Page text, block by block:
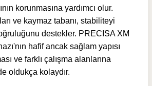
korunmasına yardımcı olur.
ve kaymaz tabanı, stabiliteyi
destekler. PRECISA XM
hafif ancak sağlam yapısı
ve farklı çalışma alanlarına
oldukça kolaydır.